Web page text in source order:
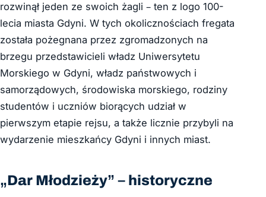
rozwinął jeden ze swoich żagli – ten z logo 100-
lecia miasta Gdyni. W tych okolicznościach fregata
została pożegnana przez zgromadzonych na
brzegu przedstawicieli władz Uniwersytetu
Morskiego w Gdyni, władz państwowych i
samorządowych, środowiska morskiego, rodziny
studentów i uczniów biorących udział w
pierwszym etapie rejsu, a także licznie przybyli na
wydarzenie mieszkańcy Gdyni i innych miast.
„Dar Młodzieży” – historyczne